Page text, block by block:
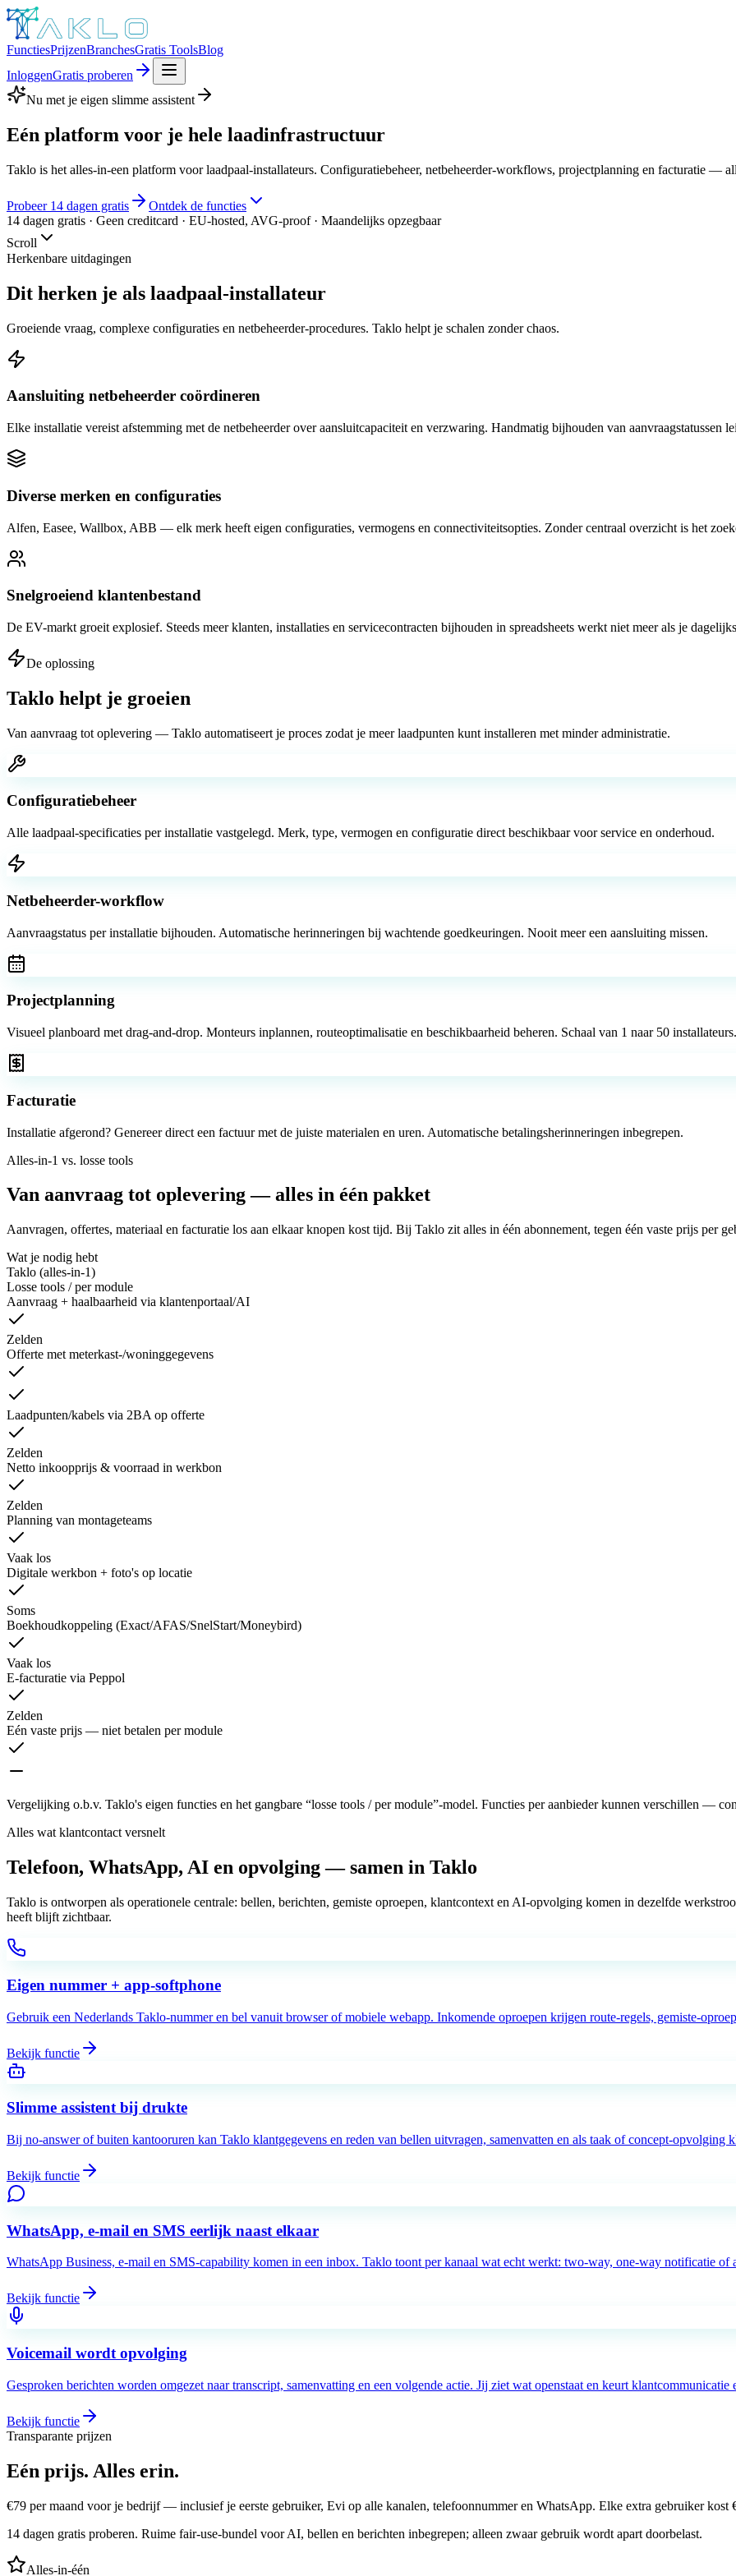
FunctiesPrijzenBranchesGratis ToolsBlog
InloggenGratis proberen
Nu met je eigen slimme assistent
Eén platform voor je hele laadinfrastructuur
Taklo is het alles-in-een platform voor laadpaal-installateurs. Configuratiebeheer, netbeheerder-workflows, projectplanning en facturatie —
Probeer 14 dagen gratis
Ontdek de functies
14 dagen gratis · Geen creditcard · EU-hosted, AVG-proof · Maandelijks opzegbaar
Scroll
Herkenbare uitdagingen
Dit herken je als laadpaal-installateur
Groeiende vraag, complexe configuraties en netbeheerder-procedures. Taklo helpt je schalen zonder chaos.
Aansluiting netbeheerder coördineren
Elke installatie vereist afstemming met de netbeheerder over aansluitcapaciteit en verzwaring. Handmatig bijhouden van aanvraagstatussen
Diverse merken en configuraties
Alfen, Easee, Wallbox, ABB — elk merk heeft eigen configuraties, vermogens en connectiviteitsopties. Zonder centraal overzicht is het
Snelgroeiend klantenbestand
De EV-markt groeit explosief. Steeds meer klanten, installaties en servicecontracten bijhouden in spreadsheets werkt niet meer als je
De oplossing
Taklo helpt je groeien
Van aanvraag tot oplevering — Taklo automatiseert je proces zodat je meer laadpunten kunt installeren met minder administratie.
Configuratiebeheer
Alle laadpaal-specificaties per installatie vastgelegd. Merk, type, vermogen en configuratie direct beschikbaar voor service en onderhoud.
Netbeheerder-workflow
Aanvraagstatus per installatie bijhouden. Automatische herinneringen bij wachtende goedkeuringen. Nooit meer een aansluiting missen.
Projectplanning
Visueel planboard met drag-and-drop. Monteurs inplannen, routeoptimalisatie en beschikbaarheid beheren. Schaal van 1 naar 50 installateurs.
Facturatie
Installatie afgerond? Genereer direct een factuur met de juiste materialen en uren. Automatische betalingsherinneringen inbegrepen.
Alles-in-1 vs. losse tools
Van aanvraag tot oplevering — alles in één pakket
Aanvragen, offertes, materiaal en facturatie los aan elkaar knopen kost tijd. Bij Taklo zit alles in één abonnement, tegen één vaste prijs per
Wat je nodig hebt
Taklo (alles-in-1)
Losse tools / per module
Aanvraag + haalbaarheid via klantenportaal/AI
Zelden
Offerte met meterkast-/woninggegevens
Laadpunten/kabels via 2BA op offerte
Zelden
Netto inkoopprijs & voorraad in werkbon
Zelden
Planning van montageteams
Vaak los
Digitale werkbon + foto's op locatie
Soms
Boekhoudkoppeling (Exact/AFAS/SnelStart/Moneybird)
Vaak los
E-facturatie via Peppol
Zelden
Eén vaste prijs — niet betalen per module
Vergelijking o.b.v. Taklo's eigen functies en het gangbare “losse tools / per module”-model. Functies per aanbieder kunnen verschillen —
Alles wat klantcontact versnelt
Telefoon, WhatsApp, AI en opvolging — samen in Taklo
Taklo is ontworpen als operationele centrale: bellen, berichten, gemiste oproepen, klantcontext en AI-opvolging komen in dezelfde
heeft blijft zichtbaar.
Eigen nummer + app-softphone
Gebruik een Nederlands Taklo-nummer en bel vanuit browser of mobiele webapp. Inkomende oproepen krijgen route-regels, gemiste-
Bekijk functie
Slimme assistent bij drukte
Bij no-answer of buiten kantooruren kan Taklo klantgegevens en reden van bellen uitvragen, samenvatten en als taak of concept-opvolging
Bekijk functie
WhatsApp, e-mail en SMS eerlijk naast elkaar
WhatsApp Business, e-mail en SMS-capability komen in een inbox. Taklo toont per kanaal wat echt werkt: two-way, one-way notificatie of
Bekijk functie
Voicemail wordt opvolging
Gesproken berichten worden omgezet naar transcript, samenvatting en een volgende actie. Jij ziet wat openstaat en keurt klantcommunicatie
Bekijk functie
Transparante prijzen
Eén prijs. Alles erin.
€79 per maand voor je bedrijf — inclusief je eerste gebruiker, Evi op alle kanalen, telefoonnummer en WhatsApp. Elke extra gebruiker kost
14 dagen gratis proberen. Ruime fair-use-bundel voor AI, bellen en berichten inbegrepen; alleen zwaar gebruik wordt apart doorbelast.
Alles-in-één